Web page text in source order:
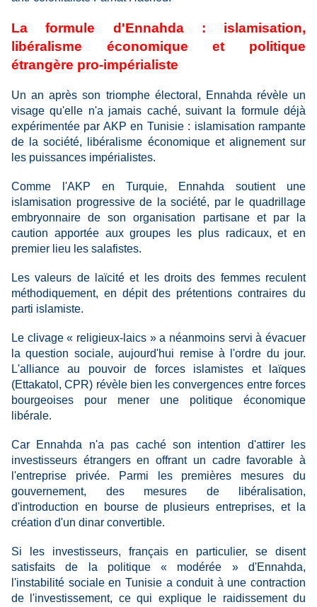
La formule d'Ennahda : islamisation,
libéralisme économique et politique
étrangère pro-impérialiste
Un an après son triomphe électoral, Ennahda révèle un
visage qu'elle n'a jamais caché, suivant la formule déjà
expérimentée par AKP en Tunisie : islamisation rampante
de la société, libéralisme économique et alignement sur
les puissances impérialistes.
Comme l'AKP en Turquie, Ennahda soutient une
islamisation progressive de la société, par le quadrillage
embryonnaire de son organisation partisane et par la
caution apportée aux groupes les plus radicaux, et en
premier lieu les salafistes.
Les valeurs de laïcité et les droits des femmes reculent
méthodiquement, en dépit des prétentions contraires du
parti islamiste.
Le clivage « religieux-laics » a néanmoins servi à évacuer
la question sociale, aujourd'hui remise à l'ordre du jour.
L'alliance au pouvoir de forces islamistes et laïques
(Ettakatol, CPR) révèle bien les convergences entre forces
bourgeoises pour mener une politique économique
libérale.
Car Ennahda n'a pas caché son intention d'attirer les
investisseurs étrangers en offrant un cadre favorable à
l'entreprise privée. Parmi les premières mesures du
gouvernement, des mesures de libéralisation,
d'introduction en bourse de plusieurs entreprises, et la
création d'un dinar convertible.
Si les investisseurs, français en particulier, se disent
satisfaits de la politique « modérée » d'Ennahda,
l'instabilité sociale en Tunisie a conduit à une contraction
de l'investissement, ce qui explique le raidissement du